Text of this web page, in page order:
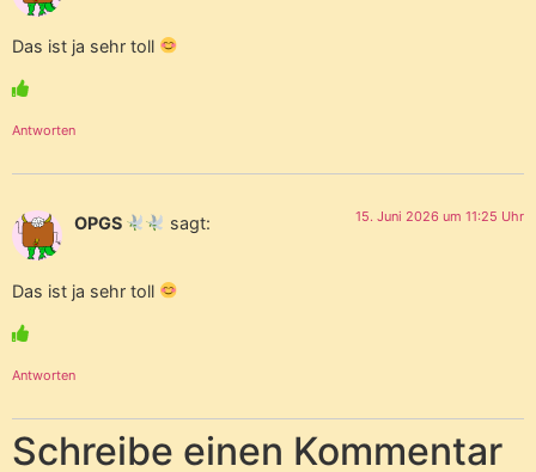
Das ist ja sehr toll
Antworten
OPGS sagt: 15. Juni 2026 um 11:25 Uhr
Das ist ja sehr toll
Antworten
Schreibe einen Kommentar